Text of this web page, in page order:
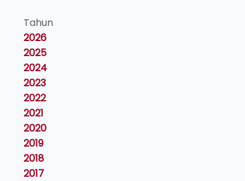
Tahun
2026
2025
2024
2023
2022
2021
2020
2019
2018
2017